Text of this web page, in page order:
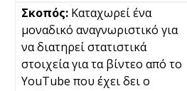
Καταχωρεί ένα
μοναδικό αναγνωριστικό για
να διατηρεί στατιστικά
στοιχεία για τα βίντεο από το
YouTube που έχει δει ο